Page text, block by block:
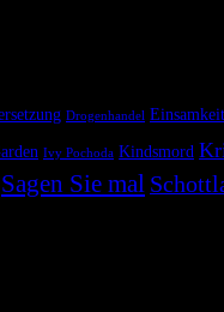
Drogenhandel Einsamkeit
Ivy Pochoda Kindsmord
Sagen Sie mal